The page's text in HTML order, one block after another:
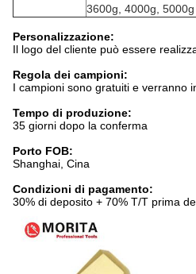
3600g, 4000g, 5000g
Personalizzazione:
Il logo del cliente può essere
Regola dei campioni:
I campioni sono gratuiti e verranno
Tempo di produzione:
35 giorni dopo la conferma
Porto FOB:
Shanghai, Cina
Condizioni di pagamento:
30% di deposito + 70% T/T prima